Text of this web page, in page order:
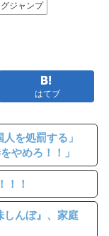
ジャンプ
はてブ
を処罰する」
やめろ！！」
！！
しんぼ』、家庭